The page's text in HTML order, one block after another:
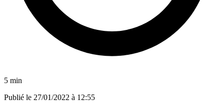
5 min
Publié le 27/01/2022 à 12:55